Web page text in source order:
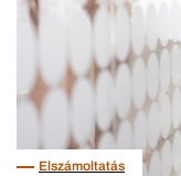
Elszámoltatás